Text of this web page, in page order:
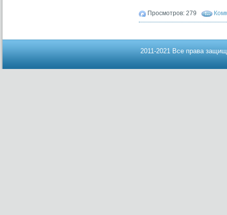
Просмотров: 279
2011-2021 Все права